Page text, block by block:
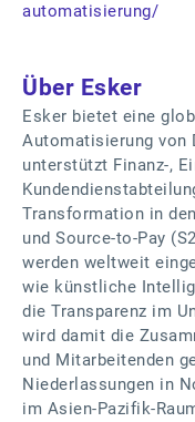
automatisierung/
Über Esker
Esker bietet eine
Automatisierung von
unterstützt Finanz-,
Transformation in
und Source-to-Pay
werden weltweit
wie künstliche
die Transparenz im
wird damit die
und Mitarbeitenden
Niederlassungen in
im Asien-Pazifik-